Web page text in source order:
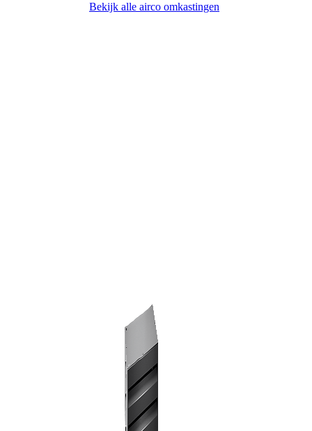
Bekijk alle airco omkastingen